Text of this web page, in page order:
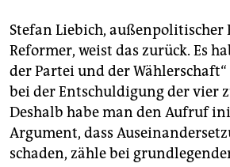
Stefan Liebich, außenpolitischer
Reformer, weist das zurück. Es
der Partei und der Wählerschaft“
bei der Entschuldigung der vier
Deshalb habe man den Aufruf
Argument, dass
schaden, zähle bei